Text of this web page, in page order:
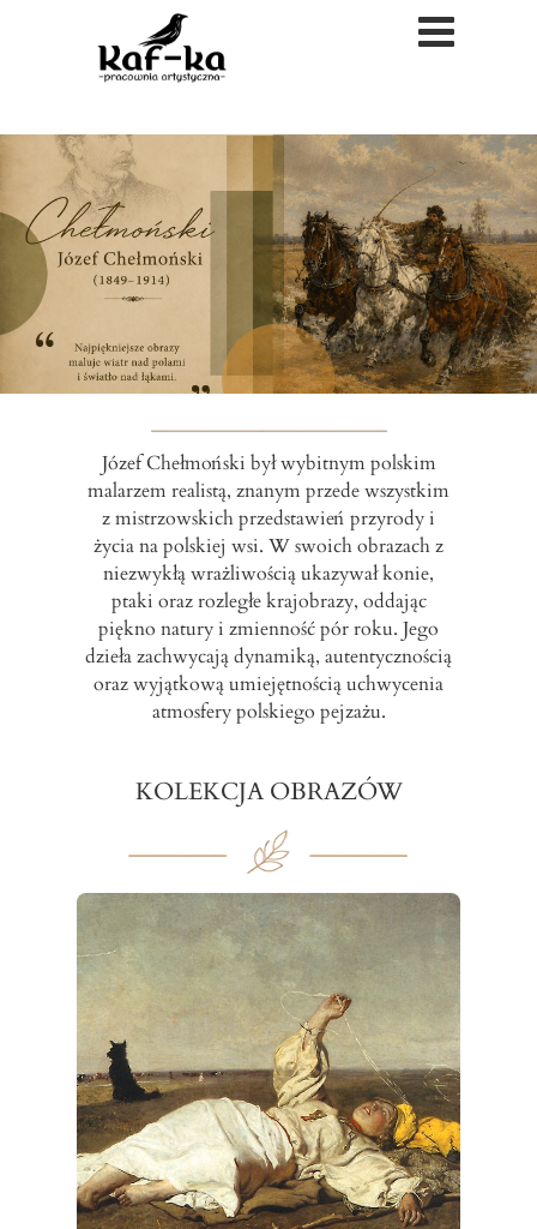
Józef Chełmoński był wybitnym polskim
malarzem realistą, znanym przede wszystkim
z mistrzowskich przedstawień przyrody i
życia na polskiej wsi. W swoich obrazach z
niezwykłą wrażliwością ukazywał konie,
ptaki oraz rozległe krajobrazy, oddając
piękno natury i zmienność pór roku. Jego
dzieła zachwycają dynamiką, autentycznością
oraz wyjątkową umiejętnością uchwycenia
atmosfery polskiego pejzażu.
KOLEKCJA OBRAZÓW